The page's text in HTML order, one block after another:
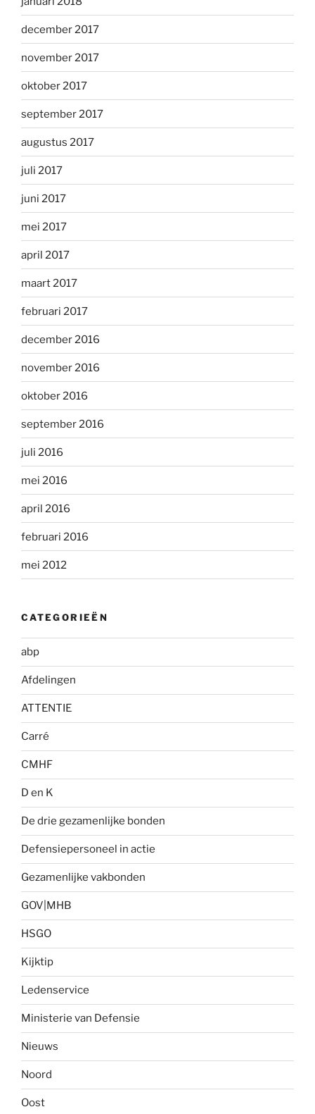
december 2017
november 2017
oktober 2017
september 2017
augustus 2017
juli 2017
juni 2017
mei 2017
april 2017
maart 2017
februari 2017
december 2016
november 2016
oktober 2016
september 2016
juli 2016
mei 2016
april 2016
februari 2016
mei 2012
CATEGORIEËN
abp
Afdelingen
ATTENTIE
Carré
CMHF
D en K
De drie gezamenlijke bonden
Defensiepersoneel in actie
Gezamenlijke vakbonden
GOV|MHB
HSGO
Kijktip
Ledenservice
Ministerie van Defensie
Nieuws
Noord
Oost